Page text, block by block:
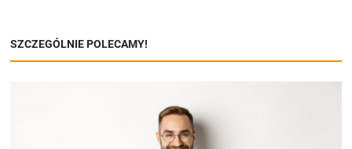
SZCZEGÓLNIE POLECAMY!